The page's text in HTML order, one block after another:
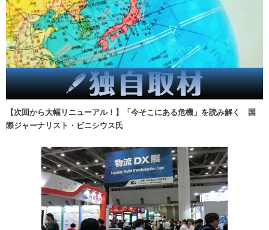
【次回から大幅リニューアル！】「今そこにある危機」を読み解く 国
際ジャーナリスト・ビニシウス氏